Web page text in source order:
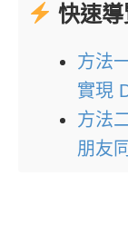
快速導
方法
實現
方法
朋友